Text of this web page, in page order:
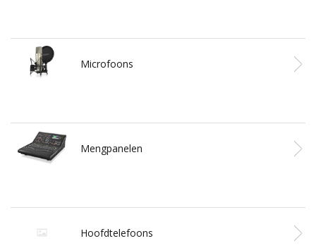
Microfoons
Mengpanelen
Hoofdtelefoons